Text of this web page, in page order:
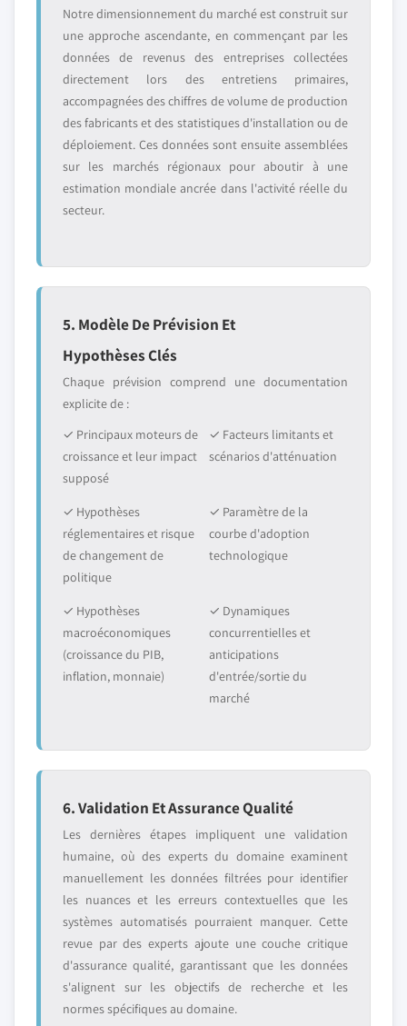
Notre dimensionnement du marché est construit sur
une approche ascendante, en commençant par les
données de revenus des entreprises collectées
directement lors des entretiens primaires,
accompagnées des chiffres de volume de production
des fabricants et des statistiques d'installation ou de
déploiement. Ces données sont ensuite assemblées
sur les marchés régionaux pour aboutir à une
estimation mondiale ancrée dans l'activité réelle du
secteur.
5. Modèle De Prévision Et
Hypothèses Clés
Chaque prévision comprend une documentation
explicite de :
✓ Principaux moteurs de
croissance et leur impact
supposé
✓ Facteurs limitants et
scénarios d'atténuation
✓ Hypothèses
réglementaires et risque
de changement de
politique
✓ Paramètre de la
courbe d'adoption
technologique
✓ Hypothèses
macroéconomiques
(croissance du PIB,
inflation, monnaie)
✓ Dynamiques
concurrentielles et
anticipations
d'entrée/sortie du
marché
6. Validation Et Assurance Qualité
Les dernières étapes impliquent une validation
humaine, où des experts du domaine examinent
manuellement les données filtrées pour identifier
les nuances et les erreurs contextuelles que les
systèmes automatisés pourraient manquer. Cette
revue par des experts ajoute une couche critique
d'assurance qualité, garantissant que les données
s'alignent sur les objectifs de recherche et les
normes spécifiques au domaine.